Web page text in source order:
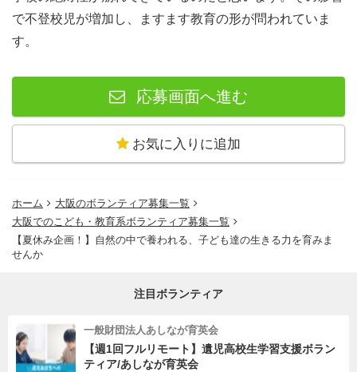
で不登校児が増加し、ますます教育の形が問われていま
す。
応募画面へ進む
お気に入りに追加
ホーム
大阪のボランティア募集一覧
大阪でのこども・教育系ボランティア募集一覧
【夏休み企画！】自然の中で養われる、子ども達の生きる力を育みま
せんか
注目ボランティア
一般財団法人あしなが育英会
【週1回フルリモート】遺児高校生学習支援ボラン
ティア/あしなが育英会